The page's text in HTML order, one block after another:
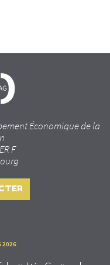
Économique de la
F
2026